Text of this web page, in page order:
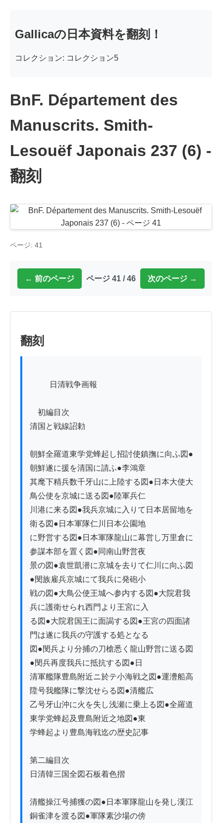
Gallicaの日本資料を翻刻！
コレクション: コレクション5
BnF. Département des
Manuscrits. Smith-
Lesouëf Japonais 237 (6) -
翻刻
ページ: 41
← 前のページ ページ 41 / 46 次のページ →
翻刻
初編目次
清国と戦線詔勅
朝鮮全羅道東学党蜂起し招討使鎮撫に向ふ図●
朝鮮遂に援を清国に請ふ●李鴻章
其麾下精兵数千牙山に上陸する図●日本大使大
鳥公使を京城に送る図●陸軍兵仁
川港に来る図●我兵京城に入りて日本居留地を
衛る図●日本軍隊仁川日本公園地
に野営する図●日本軍隊龍山に幕営し万里倉に
参謀本部を置く図●同南山野営夜
景の図●袁世凱潜に京城を去りて仁川に向ふ図
●閔族雇兵京城にて我兵に発砲小
戦の図●大鳥公使王城へ参内する図●大院君我
兵に護衛せられ西門より王宮に入
る図●大院君国王に面謁する図●王宮の四面諸
門は遂に我兵の守護する処となる
図●閔兵より分捕の刀槍悉く龍山野営に送る図
●閔兵再度我兵に抵抗する図●日
清軍艦隊豊島附近ニ於テ小海戦之図●運漕船高
陞号我艦隊に撃沈せらる図●清艦広
乙号牙山沖に火を失し浅瀬に乗上る図●全羅道
東学党蜂起及豊島附近之地図●東
学蜂起より豊島海戦迄の歴史記事
第二編目次
日清韓三国全図石板着色摺
清艦操江号捕獲の図●日本軍隊龍山を発し漢江
銅雀津を渡る図●軍隊素沙場の傍